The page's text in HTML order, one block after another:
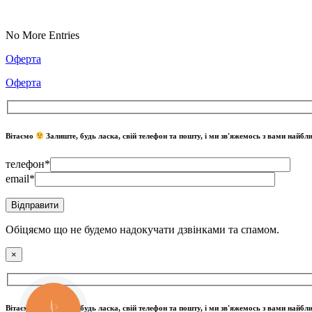
No More Entries
Оферта
Оферта
Вітаємо Залиште, будь ласка, свій телефон та пошту, і ми зв'яжемось з вами
телефон*
email*
Обіцяємо що не будемо надокучати дзвінками та спамом.
×
Вітаємо Залиште, будь ласка, свій телефон та пошту, і ми зв'яжемось з вами
КНОПКА